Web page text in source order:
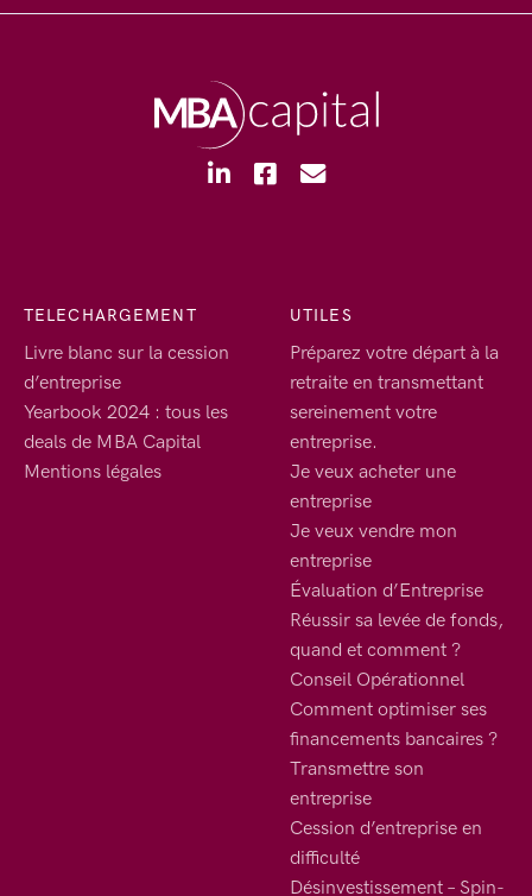
TELECHARGEMENT
Livre blanc sur la cession
d’entreprise
Yearbook 2024 : tous les
deals de MBA Capital
Mentions légales
UTILES
Préparez votre départ à la
retraite en transmettant
sereinement votre
entreprise.
Je veux acheter une
entreprise
Je veux vendre mon
entreprise
Évaluation d’Entreprise
Réussir sa levée de fonds,
quand et comment ?
Conseil Opérationnel
Comment optimiser ses
financements bancaires ?
Transmettre son
entreprise
Cession d’entreprise en
difficulté
Désinvestissement – Spin-